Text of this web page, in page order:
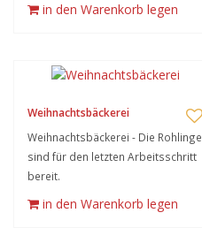
in den Warenkorb legen
Weihnachtsbäckerei
Weihnachtsbäckerei - Die Rohlinge
sind für den letzten Arbeitsschritt
bereit.
in den Warenkorb legen